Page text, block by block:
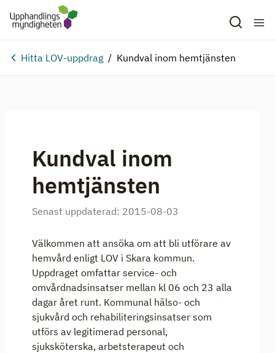
Hitta LOV-uppdrag Kundval inom hemtjänsten
Kundval inom
hemtjänsten
Senast uppdaterad: 2015-08-03
Välkommen att ansöka om att bli utförare av
hemvård enligt LOV i Skara kommun.
Uppdraget omfattar service- och
omvårdnadsinsatser mellan kl 06 och 23 alla
dagar året runt. Kommunal hälso- och
sjukvård och rehabiliteringsinsatser som
utförs av legitimerad personal,
sjuksköterska, arbetsterapeut och